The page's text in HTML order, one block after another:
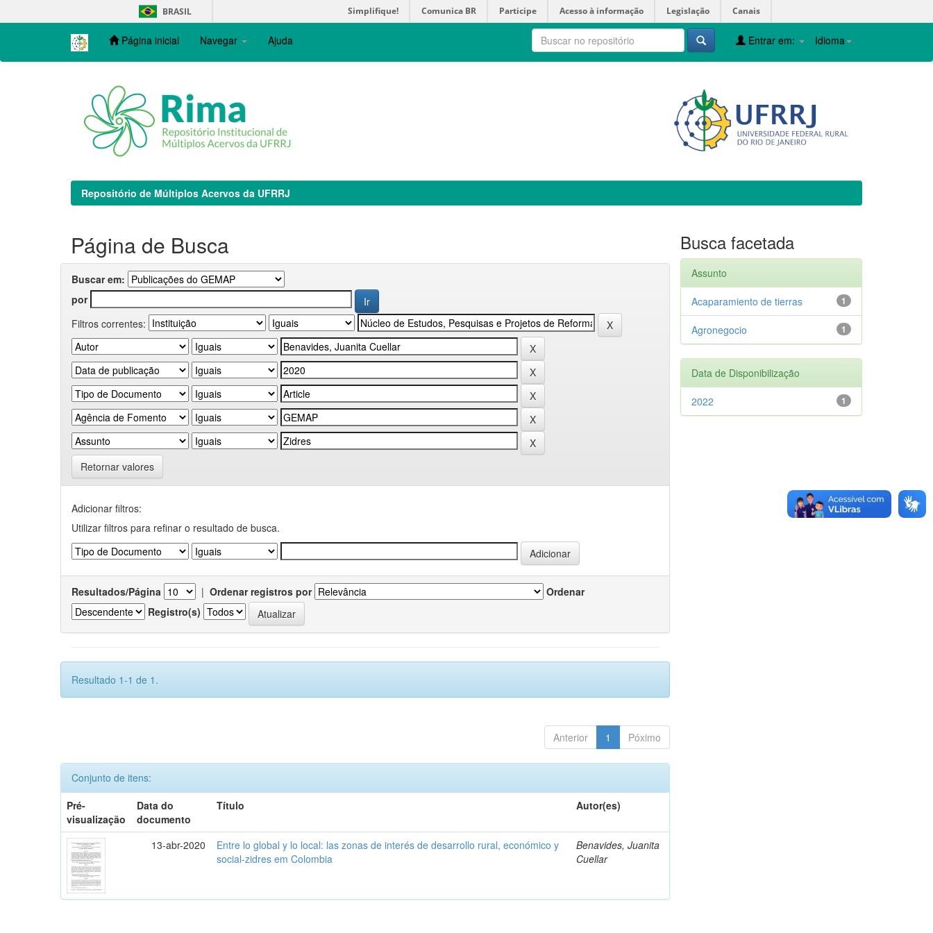
navigation
BRASIL Simplifique! Comunica BR Participe Acesso à informação Legislação Canais
Página inicial Navegar Ajuda Idioma
Entrar em:
Repositório de Múltiplos Acervos da UFRRJ
Página de Busca
Buscar em:
por
Filtros correntes:
Retornar valores
Adicionar filtros:
Utilizar filtros para refinar o resultado de busca.
Resultados/Página | Ordenar registros por
Ordenar
Registro(s)
Resultado 1-1 de 1.
Anterior 1 Póximo
Conjunto de itens:
Pré-
visualização
Data do
documento
Título Autor(es)
13-abr-2020
Entre lo global y lo local: las zonas de interés de desarrollo rural, económico y
social-zidres em Colombia
Benavides, Juanita
Cuellar
Busca facetada
Assunto
1
Acaparamiento de tierras
1
Agronegocio
Data de Disponibilização
1
2022